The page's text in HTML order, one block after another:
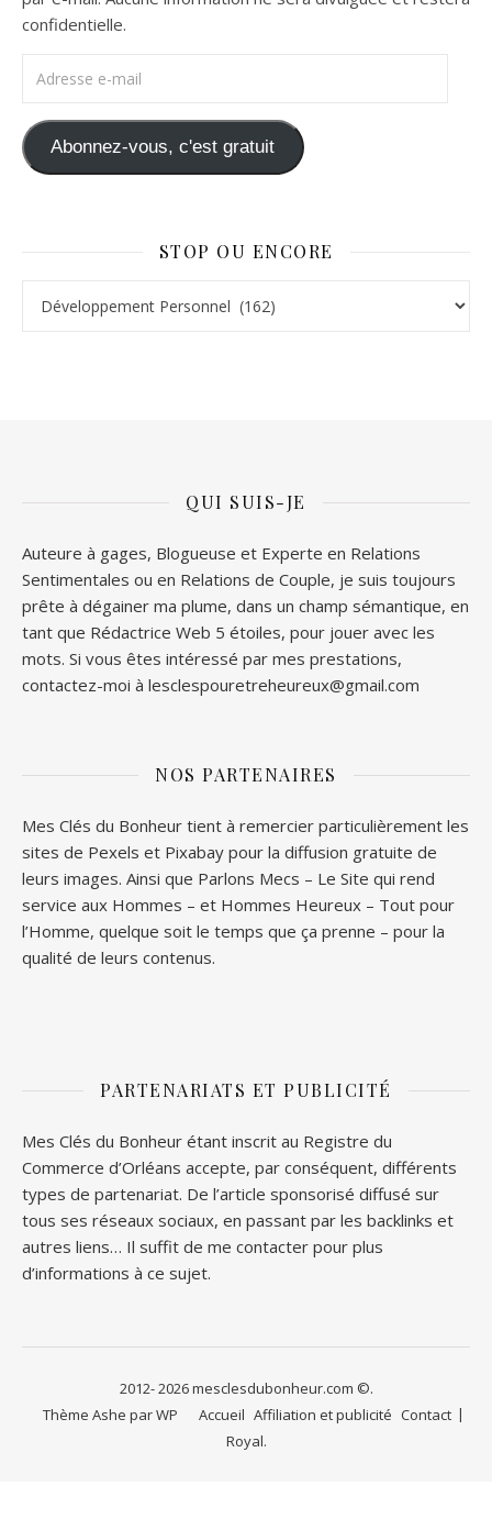
confidentielle.
Abonnez-vous, c'est gratuit
STOP OU ENCORE
QUI SUIS-JE
Auteure à gages, Blogueuse et Experte en Relations
Sentimentales ou en Relations de Couple, je suis toujours
prête à dégainer ma plume, dans un champ sémantique, en
tant que Rédactrice Web 5 étoiles, pour jouer avec les
mots. Si vous êtes intéressé par mes prestations,
contactez-moi à lesclespouretreheureux@gmail.com
NOS PARTENAIRES
Mes Clés du Bonheur tient à remercier particulièrement les
sites de Pexels et Pixabay pour la diffusion gratuite de
leurs images. Ainsi que Parlons Mecs – Le Site qui rend
service aux Hommes – et Hommes Heureux – Tout pour
l’Homme, quelque soit le temps que ça prenne – pour la
qualité de leurs contenus.
PARTENARIATS ET PUBLICITÉ
Mes Clés du Bonheur étant inscrit au Registre du
Commerce d’Orléans accepte, par conséquent, différents
types de partenariat. De l’article sponsorisé diffusé sur
tous ses réseaux sociaux, en passant par les backlinks et
autres liens… Il suffit de me contacter pour plus
d’informations à ce sujet.
2012- 2026 mesclesdubonheur.com ©.
Accueil Affiliation et publicité Contact
Thème Ashe parWP
Royal.